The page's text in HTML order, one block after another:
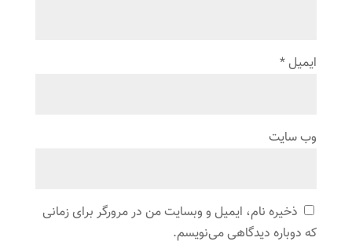
ایمیل*
وب‌ سایت
ذخیره نام، ایمیل و وبسایت من در مرورگر برای زمانی
که دوباره دیدگاهی می‌نویسم.